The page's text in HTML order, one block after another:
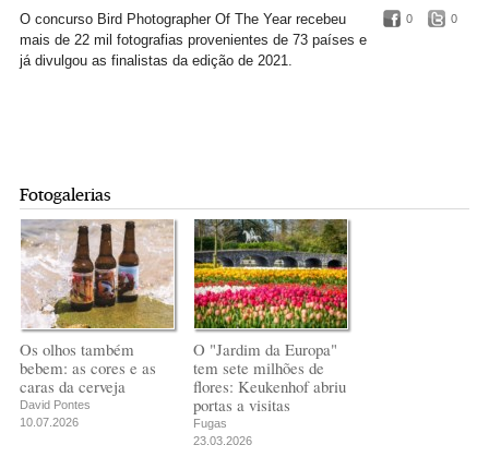
0 0
O concurso Bird Photographer Of The Year recebeu
mais de 22 mil fotografias provenientes de 73 países e
já divulgou as finalistas da edição de 2021.
Fotogalerias
Os olhos também
bebem: as cores e as
caras da cerveja
David Pontes
10.07.2026
O "Jardim da Europa"
tem sete milhões de
flores: Keukenhof abriu
portas a visitas
Fugas
23.03.2026